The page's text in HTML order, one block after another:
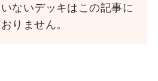
ないデッキはこの記事に
りません。